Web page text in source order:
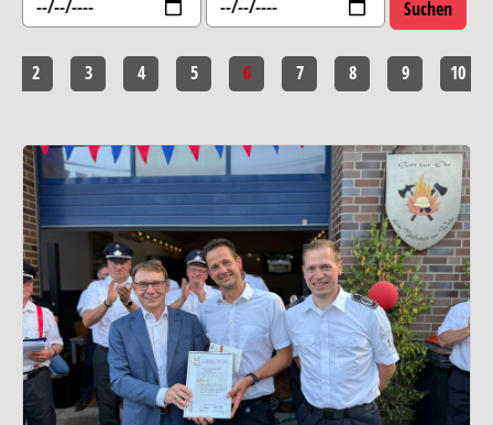
2 3 4 5 6 7 8 9 10